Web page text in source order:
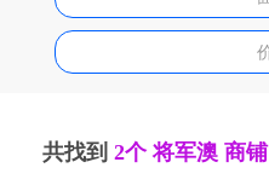
共找到 2个 将军澳 商铺